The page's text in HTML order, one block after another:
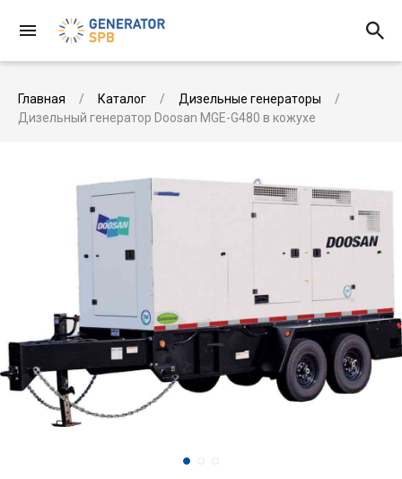
Главная Каталог
Дизельные генераторы
Дизельный генератор Doosan MGE-G480 в кожухе